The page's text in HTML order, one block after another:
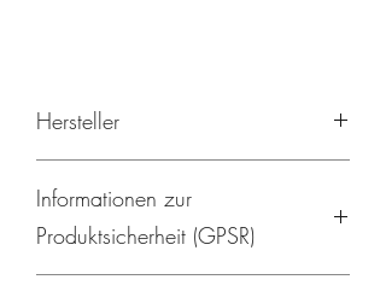
Hersteller
Informationen zur
Produktsicherheit (GPSR)